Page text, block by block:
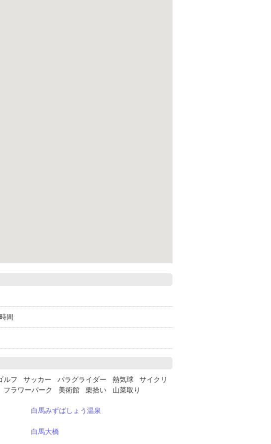
間
フ サッカー パラグライダー 熱気球 サイクリ
ラワーパーク 美術館 栗拾い 山菜取り
白馬みずばしょう温泉
白馬大橋